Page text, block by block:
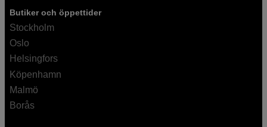
Butiker och öppettider
Stockholm
Oslo
Helsingfors
Köpenhamn
Malmö
Borås